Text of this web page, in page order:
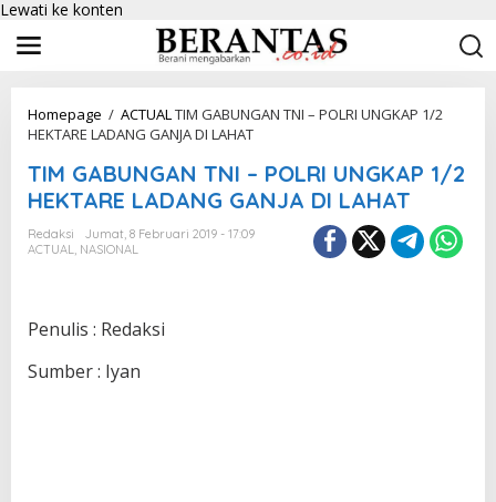
Lewati ke konten
Homepage / ACTUALTIM GABUNGAN TNI – POLRI UNGKAP 1/2
HEKTARE LADANG GANJA DI LAHAT
TIM GABUNGAN TNI – POLRI UNGKAP 1/2
HEKTARE LADANG GANJA DI LAHAT
Redaksi
Jumat, 8 Februari 2019 - 17:09
ACTUAL, NASIONAL
Penulis : Redaksi
Sumber : Iyan